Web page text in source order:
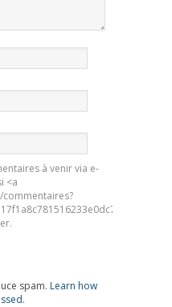
à venir via e-
<a
spam. Learn how